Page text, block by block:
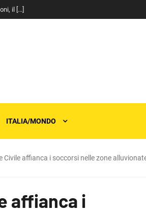
il [...]
ITALIA/MONDO
Civile affianca i soccorsi nelle zone
affianca i